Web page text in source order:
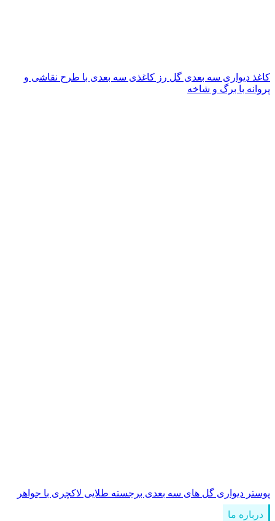
کاغذ دیواری سه بعدی گل رز کاغذی سه بعدی با طرح نقاشی و
پروانه با برگ و شاخه
پوستر دیواری گل های سه بعدی برجسته طلایی لاکچری با جواهر
درباره ما